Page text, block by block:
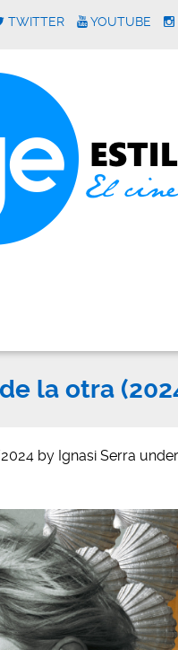
TWITTER YOUTUBE
la otra
by Ignasi Serra under